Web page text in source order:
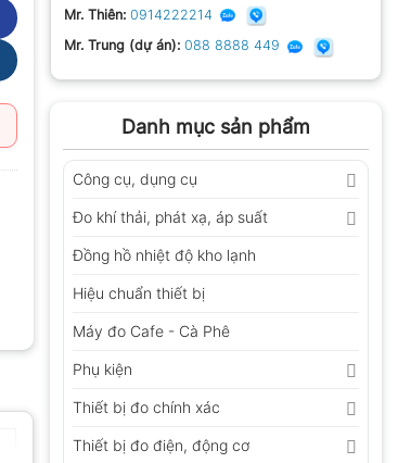
Mr. Thiên: 0914222214
Mr. Trung (dự án): 088 8888 449
Danh mục sản phẩm
Công cụ, dụng cụ
Đo khí thải, phát xạ, áp suất
Đồng hồ nhiệt độ kho lạnh
Hiệu chuẩn thiết bị
Máy đo Cafe - Cà Phê
Phụ kiện
Thiết bị đo chính xác
Thiết bị đo điện, động cơ